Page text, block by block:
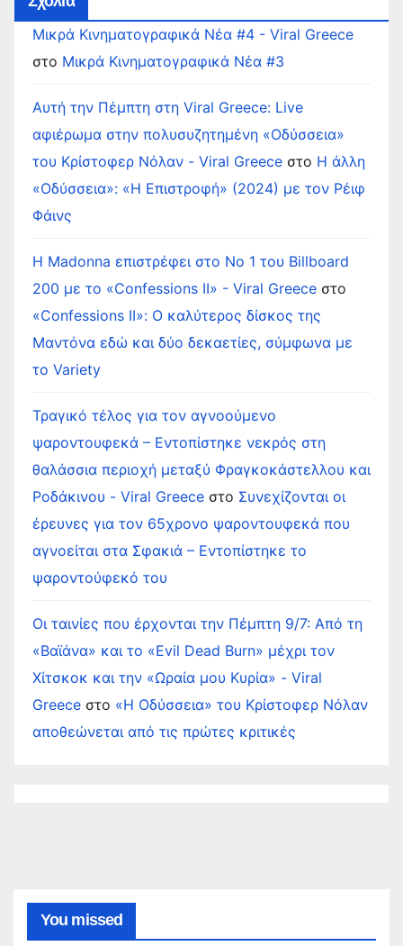
Μικρά Κινηματογραφικά Νέα #4 - Viral Greece
στο Μικρά Κινηματογραφικά Νέα #3
Αυτή την Πέμπτη στη Viral Greece: Live
αφιέρωμα στην πολυσυζητημένη «Οδύσσεια»
του Κρίστοφερ Νόλαν - Viral Greece στο Η άλλη
«Οδύσσεια»: «Η Επιστροφή» (2024) με τον Ρέιφ
Φάινς
Η Madonna επιστρέφει στο Νο 1 του Billboard
200 με το «Confessions II» - Viral Greece στο
«Confessions II»: Ο καλύτερος δίσκος της
Μαντόνα εδώ και δύο δεκαετίες, σύμφωνα με
το Variety
Τραγικό τέλος για τον αγνοούμενο
ψαροντουφεκά – Εντοπίστηκε νεκρός στη
θαλάσσια περιοχή μεταξύ Φραγκοκάστελλου και
Ροδάκινου - Viral Greece στο Συνεχίζονται οι
έρευνες για τον 65χρονο ψαροντουφεκά που
αγνοείται στα Σφακιά – Εντοπίστηκε το
ψαροντούφεκό του
Οι ταινίες που έρχονται την Πέμπτη 9/7: Από τη
«Βαϊάνα» και το «Evil Dead Burn» μέχρι τον
Χίτσκοκ και την «Ωραία μου Κυρία» - Viral
Greece στο «Η Οδύσσεια» του Κρίστοφερ Νόλαν
αποθεώνεται από τις πρώτες κριτικές
You missed